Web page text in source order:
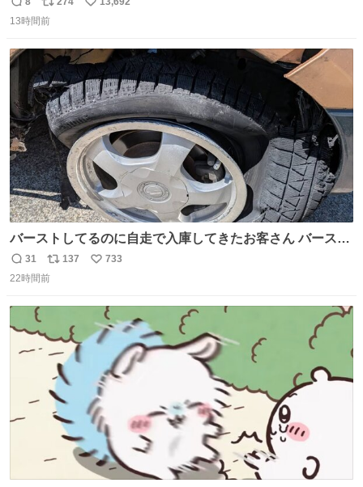
返
信
リ
ポ
ト
数
い
数
13時間前
バーストしてるのに自走で入庫してきたお客さん バースト
したならその場で動かないで助け呼んで下さい😰 保険にロ
ードサービス付いてて金銭負担も無いんですから これで走
装ダメージ、ABSセンサ断線、ブレーキホースも傷入っち
ゃってます…
返
信
31
リ
ポ
数
137
い
733
22時間前